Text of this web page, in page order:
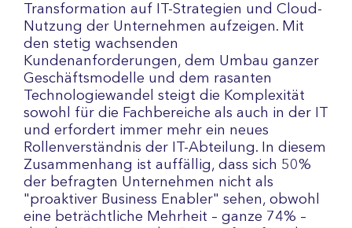
Transformation auf IT-Strategien und Cloud-
Nutzung der Unternehmen aufzeigen. Mit
den stetig wachsenden
Kundenanforderungen, dem Umbau ganzer
Geschäftsmodelle und dem rasanten
Technologiewandel steigt die Komplexität
sowohl für die Fachbereiche als auch in der IT
und erfordert immer mehr ein neues
Rollenverständnis der IT-Abteilung. In diesem
Zusammenhang ist auffällig, dass sich 50%
der befragten Unternehmen nicht als
"proaktiver Business Enabler" sehen, obwohl
eine beträchtliche Mehrheit – ganze 74% –